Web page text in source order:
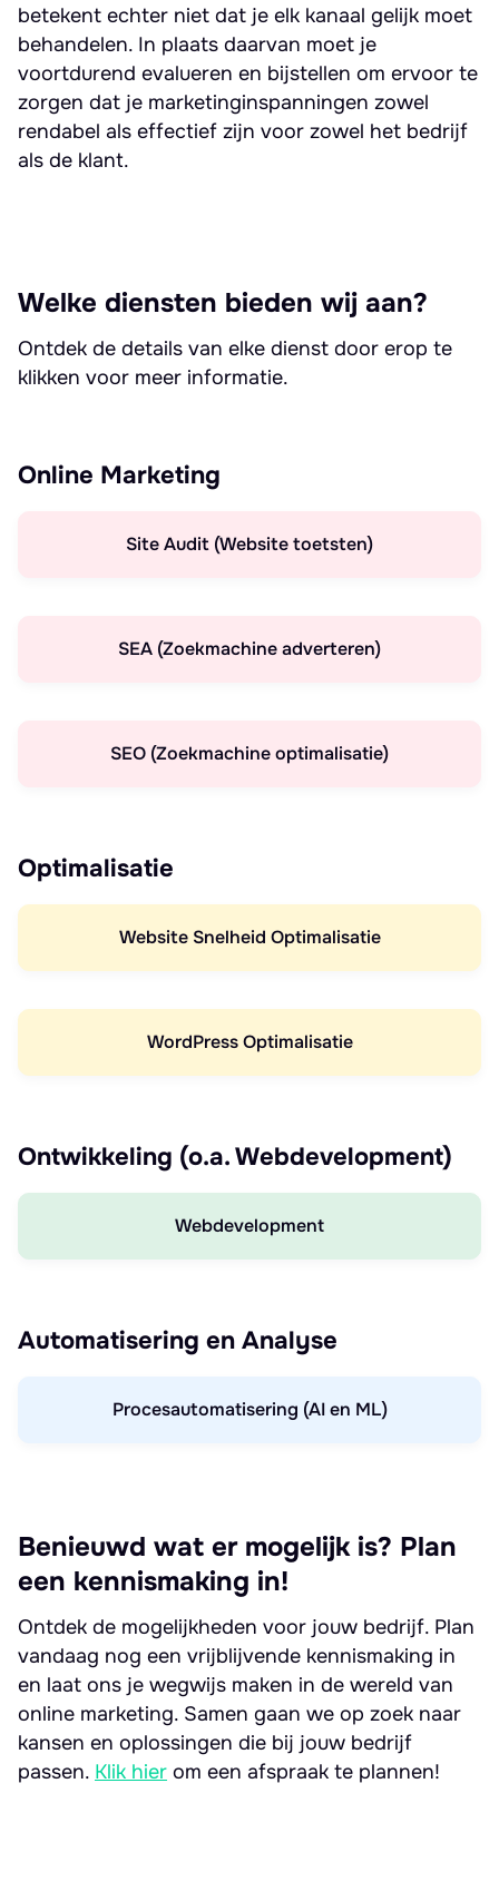
betekent echter niet dat je elk kanaal gelijk moet
behandelen. In plaats daarvan moet je
voortdurend evalueren en bijstellen om ervoor te
zorgen dat je marketinginspanningen zowel
rendabel als effectief zijn voor zowel het bedrijf
als de klant.
Welke diensten bieden wij aan?
Ontdek de details van elke dienst door erop te
klikken voor meer informatie.
Online Marketing
Site Audit (Website toetsten)
SEA (Zoekmachine adverteren)
SEO (Zoekmachine optimalisatie)
Optimalisatie
Website Snelheid Optimalisatie
WordPress Optimalisatie
Ontwikkeling (o.a. Webdevelopment)
Webdevelopment
Automatisering en Analyse
Procesautomatisering (AI en ML)
Benieuwd wat er mogelijk is? Plan
een kennismaking in!
Ontdek de mogelijkheden voor jouw bedrijf. Plan
vandaag nog een vrijblijvende kennismaking in
en laat ons je wegwijs maken in de wereld van
online marketing. Samen gaan we op zoek naar
kansen en oplossingen die bij jouw bedrijf
passen. Klik hier om een afspraak te plannen!